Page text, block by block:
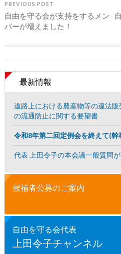
PREVIOUS POST
自由を守る会が支持をするメン
バーが増えました！
最新情報
道路上における農産物等の違法
の流通防止に関する要望書
令和8年第二回定例会を終えて(幹
代表 上田令子の本会議一般質問
候補者公募のご案内
自由を守る会代表
上田令子チャンネル